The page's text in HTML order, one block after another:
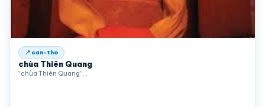
📍 can-tho
chùa Thiên Quang
“chùa Thiên Quang”…